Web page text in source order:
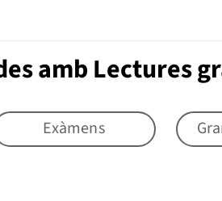
amb Lectures
Exàmens